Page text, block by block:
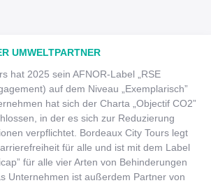
UMWELTPARTNER
hat 2025 sein AFNOR-Label „RSE
auf dem Niveau „Exemplarisch”
hat sich der Charta „Objectif CO2”
in der es sich zur Reduzierung
verpflichtet. Bordeaux City Tours legt
für alle und ist mit dem Label
für alle vier Arten von Behinderungen
Unternehmen ist außerdem Partner von